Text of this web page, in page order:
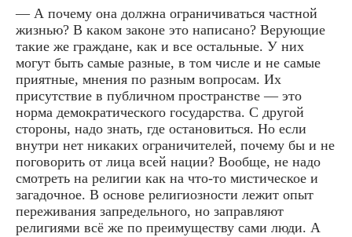
— А почему она должна ограничиваться частной
жизнью? В каком законе это написано? Верующие
такие же граждане, как и все остальные. У них
могут быть самые разные, в том числе и не самые
приятные, мнения по разным вопросам. Их
присутствие в публичном пространстве — это
норма демократического государства. С другой
стороны, надо знать, где остановиться. Но если
внутри нет никаких ограничителей, почему бы и не
поговорить от лица всей нации? Вообще, не надо
смотреть на религии как на что-то мистическое и
загадочное. В основе религиозности лежит опыт
переживания запредельного, но заправляют
религиями всё же по преимуществу сами люди. А